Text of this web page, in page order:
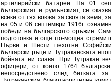
артилерийски батареи. На 01
българският и румънският, се
всеки от тях воюва за своята земя,
на 05 и 06 септември 1916г.
победи на българското оръжие.
подготовка и още по-мощна
Първи и Шести пехотни
български ръце и Тутраканската
бойната ни слава. При Тутракан
офицери, от които 1764
непосредствено след битката